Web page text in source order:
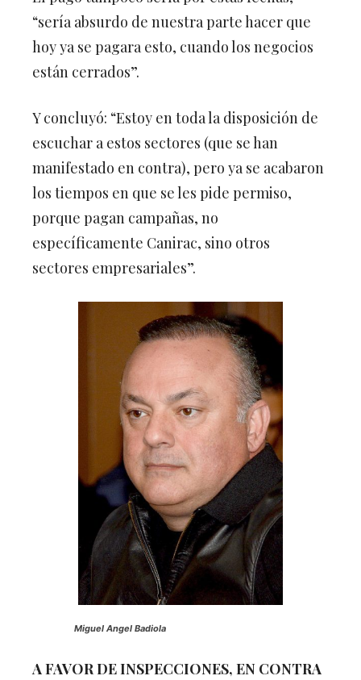
“sería absurdo de nuestra parte hacer que
hoy ya se pagara esto, cuando los negocios
están cerrados”.
Y concluyó: “Estoy en toda la disposición de
escuchar a estos sectores (que se han
manifestado en contra), pero ya se acabaron
los tiempos en que se les pide permiso,
porque pagan campañas, no
específicamente Canirac, sino otros
sectores empresariales”.
A FAVOR DE INSPECCIONES, EN CONTRA